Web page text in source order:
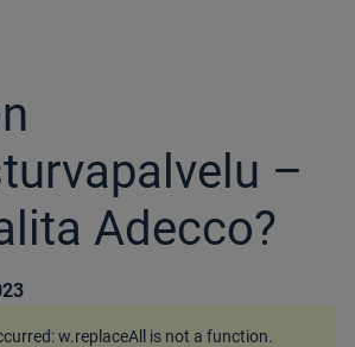
–
Adecco?
w.replaceAll is not a function.